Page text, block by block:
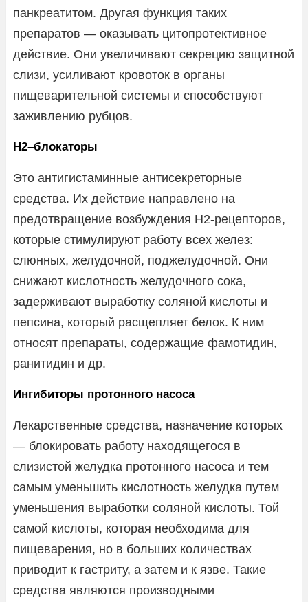
панкреатитом. Другая функция таких
препаратов — оказывать цитопротективное
действие. Они увеличивают секрецию защитной
слизи, усиливают кровоток в органы
пищеварительной системы и способствуют
заживлению рубцов.
Н2–блокаторы
Это антигистаминные антисекреторные
средства. Их действие направлено на
предотвращение возбуждения Н2-рецепторов,
которые стимулируют работу всех желез:
слюнных, желудочной, поджелудочной. Они
снижают кислотность желудочного сока,
задерживают выработку соляной кислоты и
пепсина, который расщепляет белок. К ним
относят препараты, содержащие фамотидин,
ранитидин и др.
Ингибиторы протонного насоса
Лекарственные средства, назначение которых
— блокировать работу находящегося в
слизистой желудка протонного насоса и тем
самым уменьшить кислотность желудка путем
уменьшения выработки соляной кислоты. Той
самой кислоты, которая необходима для
пищеварения, но в больших количествах
приводит к гастриту, а затем и к язве. Такие
средства являются производными